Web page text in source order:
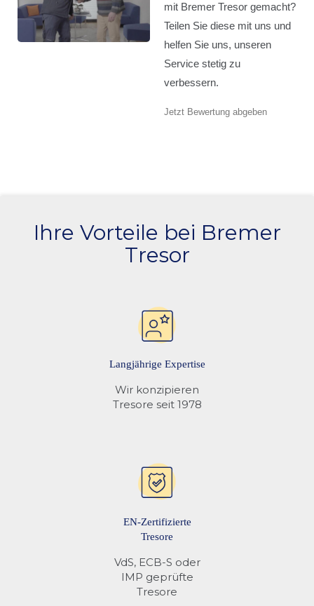
mit Bremer Tresor gemacht?
Teilen Sie diese mit uns und
helfen Sie uns, unseren
Service stetig zu
verbessern.
Jetzt Bewertung abgeben
Ihre Vorteile bei Bremer
Tresor
Langjährige Expertise
Wir konzipieren
Tresore seit 1978
EN-Zertifizierte
Tresore
VdS, ECB-S oder
IMP geprüfte
Tresore